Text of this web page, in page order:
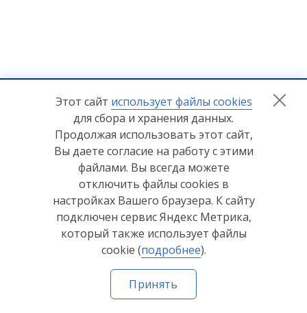
+7 (8412) 65-33-00
info@lerom.ru
Согласие на обработку персональных данных
Политика конфиденциальности
Согласие на обработку персональных данных Яндекс
© ООО "Мебельная компания "Лером" 2026
Пенза-Онлайн
Этот сайт использует файлы cookies
для сбора и хранения данных.
Продолжая использовать этот сайт,
Вы даете согласие на работу с этими
файлами. Вы всегда можете
отключить файлы cookies в
настройках Вашего браузера. К сайту
подключен сервис Яндекс Метрика,
который также использует файлы
cookie (подробнее).
Принять